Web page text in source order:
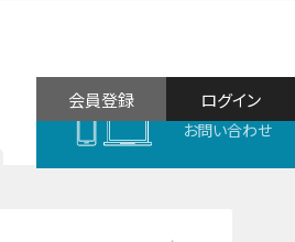
お問い合わせ
ログイン
会員登録